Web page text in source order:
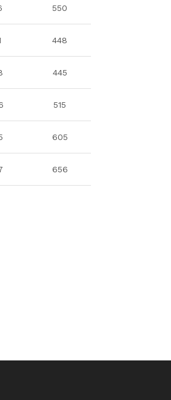
550
448
445
515
605
656